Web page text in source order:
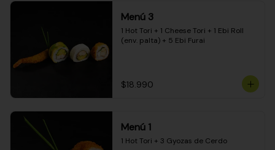
Menú 3
1 Hot Tori + 1 Cheese Tori + 1 Ebi Roll
(env. palta) + 5 Ebi Furai
$18.990
Menú 1
1 Hot Tori + 3 Gyozas de Cerdo